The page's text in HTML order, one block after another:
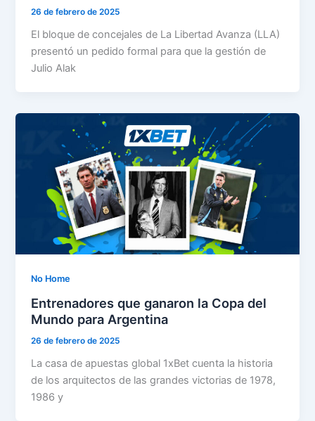
26 de febrero de 2025
El bloque de concejales de La Libertad Avanza (LLA)
presentó un pedido formal para que la gestión de
Julio Alak
No Home
Entrenadores que ganaron la Copa del
Mundo para Argentina
26 de febrero de 2025
La casa de apuestas global 1xBet cuenta la historia
de los arquitectos de las grandes victorias de 1978,
1986 y